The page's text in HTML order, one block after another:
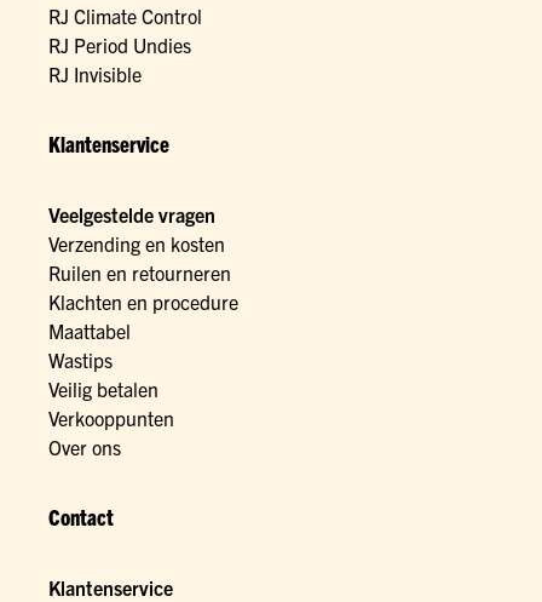
RJ Climate Control
RJ Period Undies
RJ Invisible
Klantenservice
Veelgestelde vragen
Verzending en kosten
Ruilen en retourneren
Klachten en procedure
Maattabel
Wastips
Veilig betalen
Verkooppunten
Over ons
Contact
Klantenservice